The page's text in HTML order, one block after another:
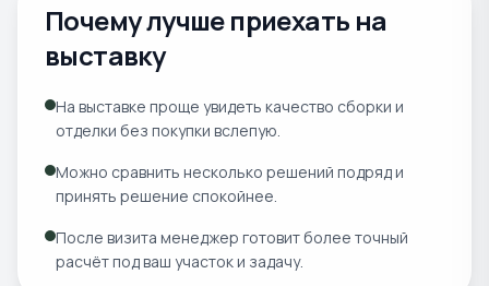
Почему лучше приехать на
выставку
На выставке проще увидеть качество сборки и
отделки без покупки вслепую.
Можно сравнить несколько решений подряд и
принять решение спокойнее.
После визита менеджер готовит более точный
расчёт под ваш участок и задачу.